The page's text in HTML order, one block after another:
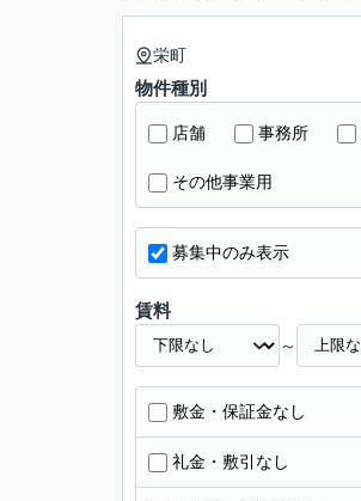
栄町
物件種別
店舗 事務所
その他事業用
募集中のみ表示
賃料
～
敷金・保証金なし
礼金・敷引なし